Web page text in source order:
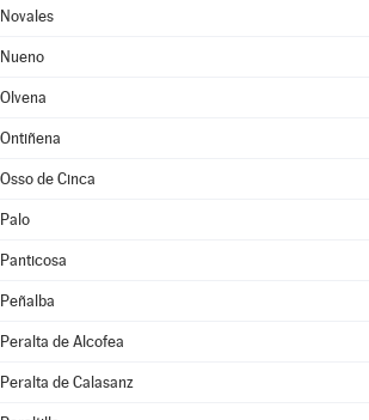
Novales
Nueno
Olvena
Ontiñena
Osso de Cinca
Palo
Panticosa
Peñalba
Peralta de Alcofea
Peralta de Calasanz